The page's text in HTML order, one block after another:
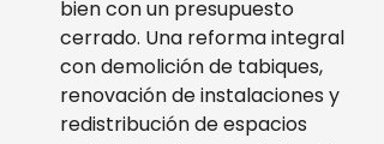
bien con un presupuesto
cerrado. Una reforma integral
con demolición de tabiques,
renovación de instalaciones y
redistribución de espacios